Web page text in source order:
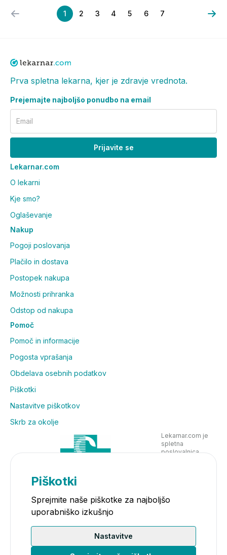
1 2 3 4 5 6 7
Prva spletna lekarna, kjer je zdravje vrednota.
Prejemajte najboljšo ponudbo na email
Email
Prijavite se
Lekarnar.com
O lekarni
Kje smo?
Oglaševanje
Nakup
Pogoji poslovanja
Plačilo in dostava
Postopek nakupa
Možnosti prihranka
Odstop od nakupa
Pomoč
Pomoč in informacije
Pogosta vprašanja
Obdelava osebnih podatkov
Piškotki
Nastavitve piškotkov
Skrb za okolje
Lekarnar.com je
spletna
poslovalnica
Piškotki
Sprejmite naše piškotke za najboljšo
uporabniško izkušnjo
Nastavitve